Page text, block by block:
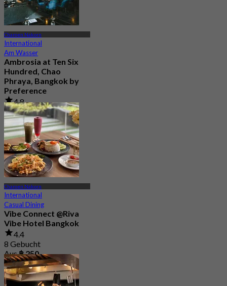
Charoen Nakorn
International
Am Wasser
Ambrosia at Ten Six
Hundred, Chao
Phraya, Bangkok by
Preference
4.8
606 Gebucht
Aus฿ 622.5
Charoen Nakorn
International
Casual Dining
Vibe Connect @Riva
Vibe Hotel Bangkok
4.4
8 Gebucht
Aus฿ 250